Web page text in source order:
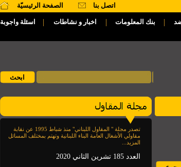
الصفحة الرئيسيّة اتصل بنا
اسئلة واجوبة | اخبار و نشاطات | بنك المعلومات |
تصدر مجلة " المقاول اللبناني" منذ شباط 1995 عن نقابة
مقاولي الأشغال العامة البناء اللبنانية وتهتم بمختلف المسائل
المزيد...
العدد 185 تشرين الثاني 2020